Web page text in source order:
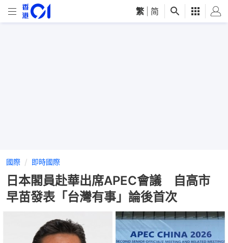
繁 简
國際 即時國際
日本閣員赴華出席APEC會議 自高市
早苗發表「台灣有事」論後首次